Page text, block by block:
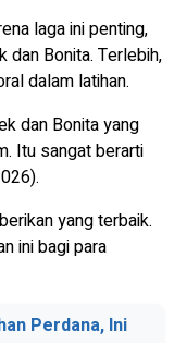
laga ini penting,
dan Bonita. Terlebih,
dalam latihan.
dan Bonita yang
Itu sangat berarti
yang terbaik.
ini bagi para
Perdana, Ini